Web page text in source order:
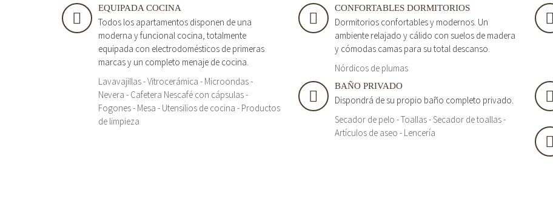
EQUIPADA COCINA
Todos los apartamentos disponen de una
moderna y funcional cocina, totalmente
equipada con electrodomésticos de primeras
marcas y un completo menaje de cocina.
Lavavajillas - Vitrocerámica - Microondas -
Nevera - Cafetera Nescafé con cápsulas -
Fogones - Mesa - Utensilios de cocina - Productos
de limpieza
CONFORTABLES DORMITORIOS
Dormitorios confortables y modernos. Un
ambiente relajado y cálido con suelos de madera
y cómodas camas para su total descanso.
Nórdicos de plumas
BAÑO PRIVADO
Dispondrá de su propio baño completo privado.
Secador de pelo - Toallas - Secador de toallas -
Artículos de aseo - Lencería